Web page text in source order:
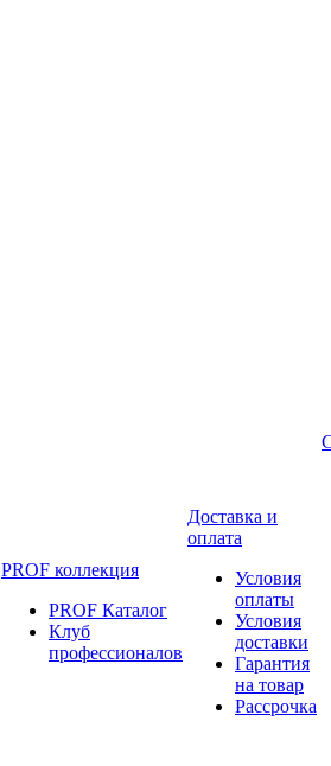
PROF коллекция
PROF Каталог
Клуб
профессионалов
Доставка и
оплата
Условия
оплаты
Условия
доставки
Гарантия
на товар
Рассрочка